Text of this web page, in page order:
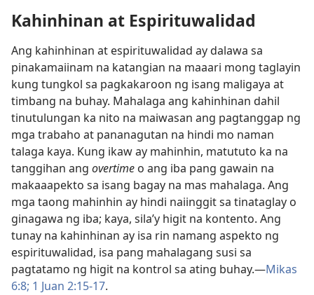
Kahinhinan at Espirituwalidad
Ang kahinhinan at espirituwalidad ay dalawa sa
pinakamaiinam na katangian na maaari mong taglayin
kung tungkol sa pagkakaroon ng isang maligaya at
timbang na buhay. Mahalaga ang kahinhinan dahil
tinutulungan ka nito na maiwasan ang pagtanggap ng
mga trabaho at pananagutan na hindi mo naman
talaga kaya. Kung ikaw ay mahinhin, matututo ka na
tanggihan ang overtime o ang iba pang gawain na
makaaapekto sa isang bagay na mas mahalaga. Ang
mga taong mahinhin ay hindi naiinggit sa tinataglay o
ginagawa ng iba; kaya, sila’y higit na kontento. Ang
tunay na kahinhinan ay isa rin namang aspekto ng
espirituwalidad, isa pang mahalagang susi sa
pagtatamo ng higit na kontrol sa ating buhay.​—Mikas
6:8; 1 Juan 2:15-17.